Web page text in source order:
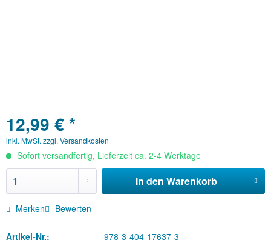
12,99 € *
inkl. MwSt. zzgl. Versandkosten
Sofort versandfertig, Lieferzeit ca. 2-4 Werktage
In den Warenkorb
Merken Bewerten
Artikel-Nr.: 978-3-404-17637-3